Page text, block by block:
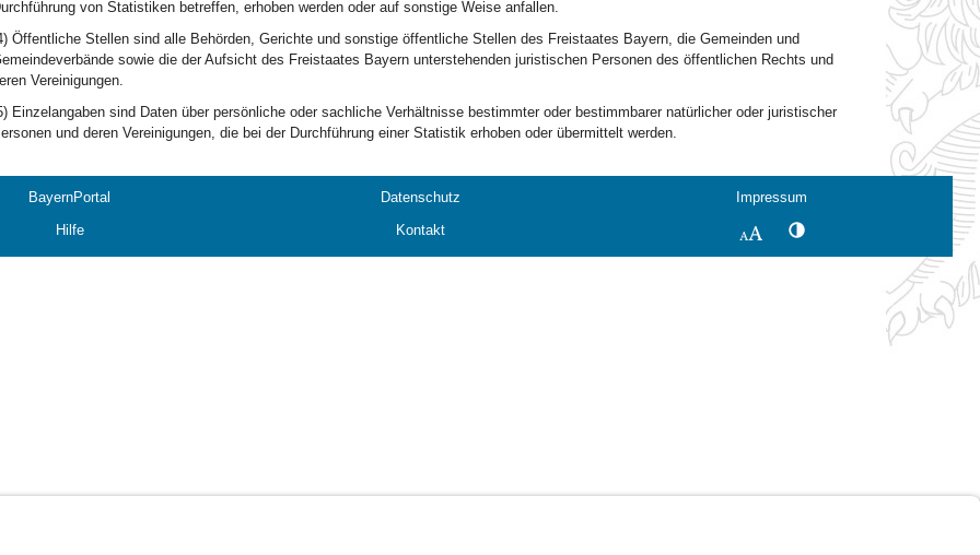
von Statistiken betreffen, erhoben werden oder auf sonstige Weise anfallen.
Öffentliche Stellen sind alle Behörden, Gerichte und sonstige öffentliche Stellen des Freistaates Bayern, die Gemeinden und
sowie die der Aufsicht des Freistaates Bayern unterstehenden juristischen Personen des öffentlichen Rechts und
Vereinigungen.
Einzelangaben sind Daten über persönliche oder sachliche Verhältnisse bestimmter oder bestimmbarer natürlicher oder juristischer
und deren Vereinigungen, die bei der Durchführung einer Statistik erhoben oder übermittelt werden.
BayernPortal Datenschutz
Impressum
Hilfe Kontakt SchriftgrößeKontrastwechsel